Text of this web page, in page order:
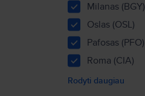
Milanas (BGY)
Oslas (OSL)
Pafosas (PFO)
Roma (CIA)
Rodyti daugiau